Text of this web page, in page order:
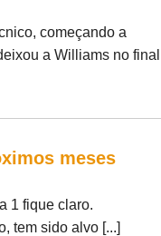
começando a
a Williams no final
meses
1 fique claro.
tem sido alvo [...]